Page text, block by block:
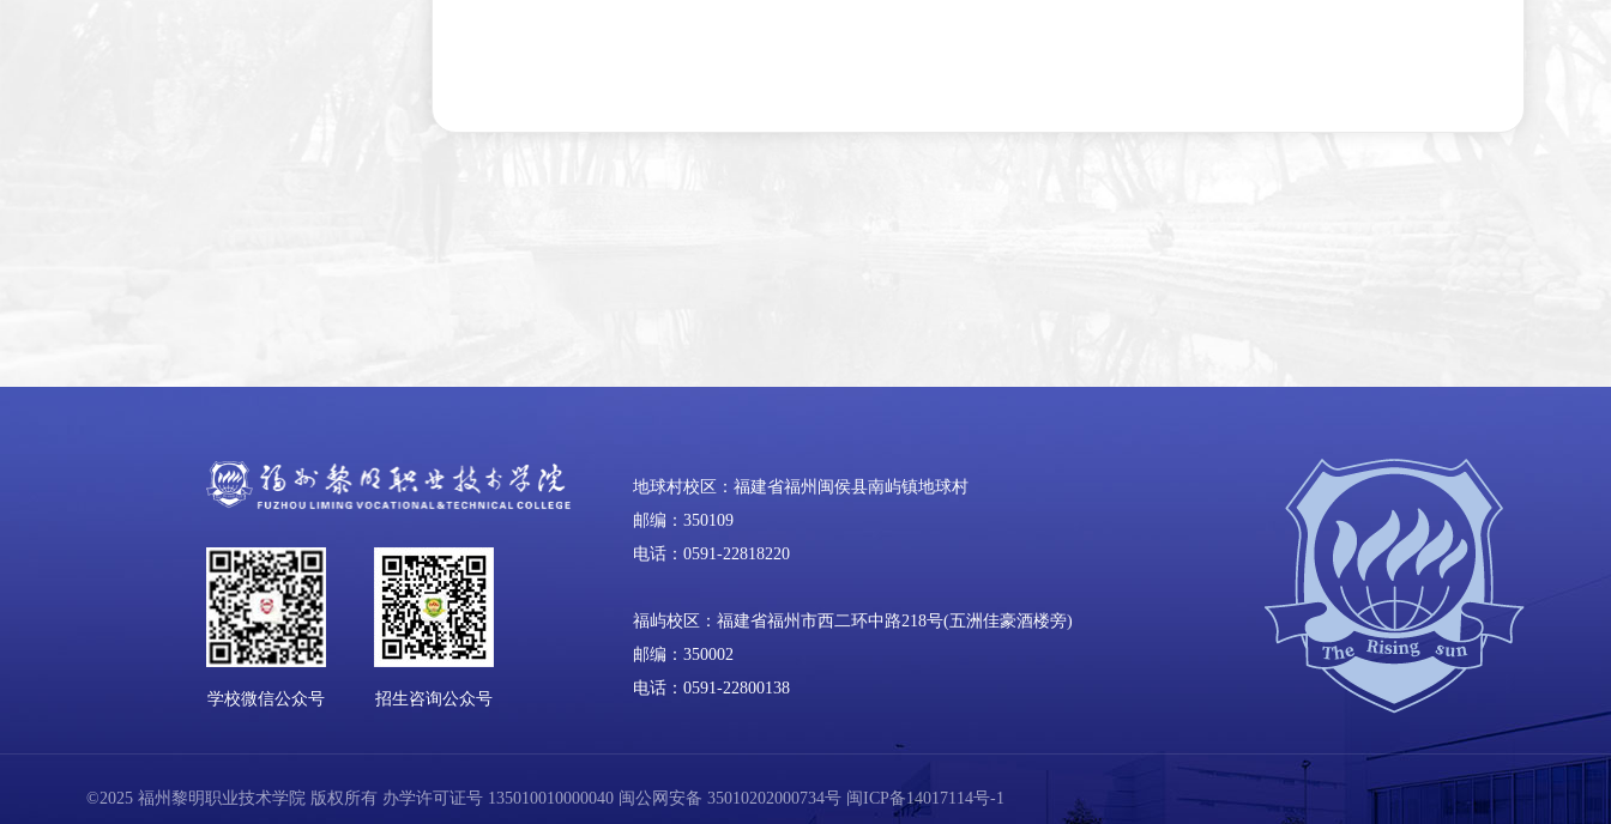
学校微信公众号 招生咨询公众号
地球村校区：福建省福州闽侯县南屿镇地球村
邮编：350109
电话：0591-22818220
福屿校区：福建省福州市西二环中路218号(五洲佳豪酒楼旁)
邮编：350002
电话：0591-22800138
©2025 福州黎明职业技术学院 版权所有 办学许可证号 135010010000040 闽公网安备 35010202000734号 闽ICP备14017114号-1